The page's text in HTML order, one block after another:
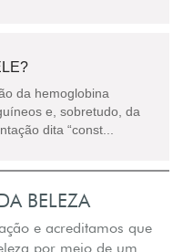
da hemoglobina
e, sobretudo, da
dita “const...
BELEZA
e acreditamos que
por meio de um